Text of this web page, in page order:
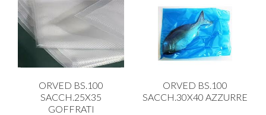
TENDI E STIRA
TUTTO PER L'OLIO
UTENSILI IN CUCINA
ZERBINI
ORVED BS.100
SACCH.25X35
GOFFRATI
ORVED BS.100
SACCH.30X40 AZZURRE